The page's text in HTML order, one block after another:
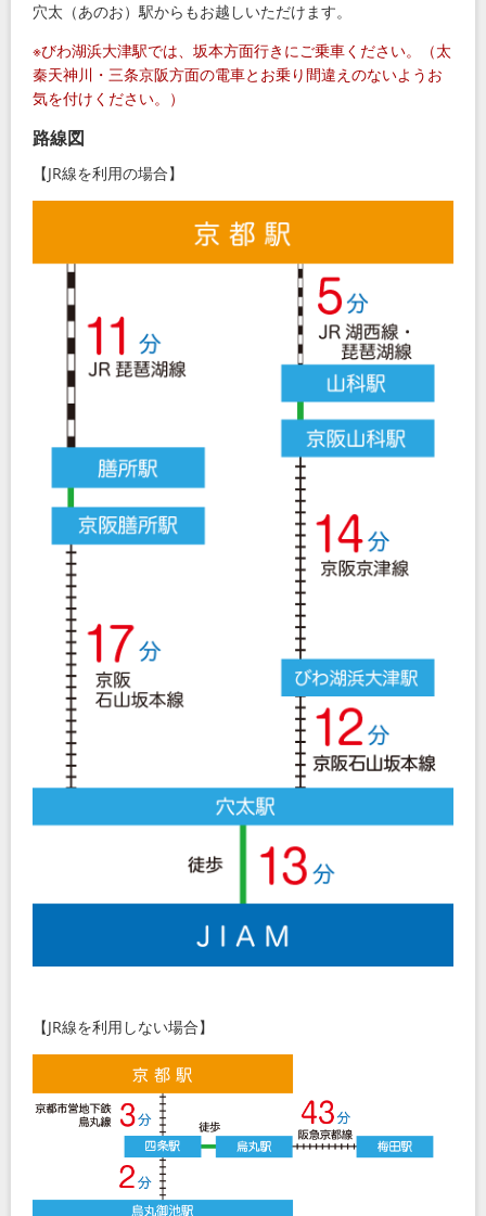
穴太（あのお）駅からもお越しいただけます。
※びわ湖浜大津駅では、坂本方面行きにご乗車ください。（太
秦天神川・三条京阪方面の電車とお乗り間違えのないようお
気を付けください。）
路線図
【JR線を利用の場合】
【JR線を利用しない場合】